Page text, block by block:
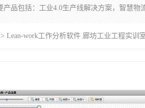
> Lean-work工作分析软件 廊坊工业工程实训